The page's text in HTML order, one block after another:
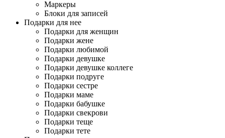
Маркеры
Блоки для записей
Подарки для нее
Подарки для женщин
Подарки жене
Подарки любимой
Подарки девушке
Подарки девушке коллеге
Подарки подруге
Подарки сестре
Подарки маме
Подарки бабушке
Подарки свекрови
Подарки теще
Подарки тете